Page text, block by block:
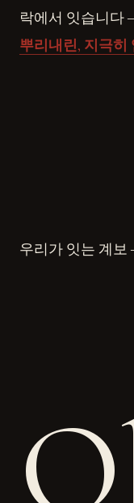
락에서 잇습니다
뿌리내린, 지극히
우리가 잇는 계